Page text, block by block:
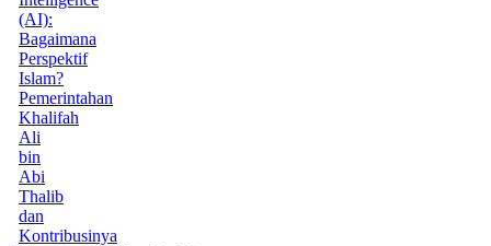
(AI):
Bagaimana
Perspektif
Islam?
Pemerintahan
Khalifah
Ali
bin
Abi
Thalib
dan
Kontribusinya